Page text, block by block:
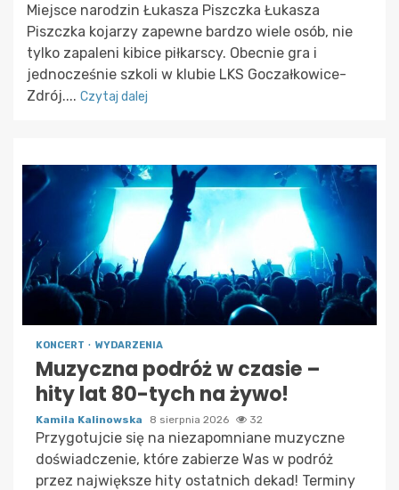
Miejsce narodzin Łukasza Piszczka Łukasza
Piszczka kojarzy zapewne bardzo wiele osób, nie
tylko zapaleni kibice piłkarscy. Obecnie gra i
jednocześnie szkoli w klubie LKS Goczałkowice-
Zdrój.... Czytaj dalej
KONCERT WYDARZENIA
Muzyczna podróż w czasie –
hity lat 80-tych na żywo!
Kamila Kalinowska 8 sierpnia 2026 32
Przygotujcie się na niezapomniane muzyczne
doświadczenie, które zabierze Was w podróż
przez największe hity ostatnich dekad! Terminy